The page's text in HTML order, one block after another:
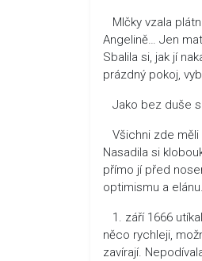
Mlčky vzala
Angelině… Jen
Sbalila si, jak jí
prázdný pokoj,
Jako bez duše
Všichni zde měli
Nasadila si
přímo jí před
optimismu a
1. září 1666
něco rychleji,
zavírají.